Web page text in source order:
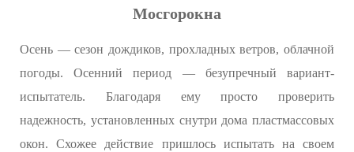
Мосгорокна
Осень — сезон дождиков, прохладных ветров, облачной
погоды. Осенний период — безупречный вариант-
испытатель. Благодаря ему просто проверить
надежность, установленных снутри дома пластмассовых
окон. Схожее действие пришлось испытать на своем